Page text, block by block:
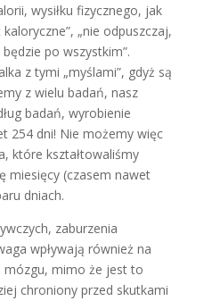
wysiłku fizycznego, jak
„nie odpuszczaj,
po wszystkim”.
z tymi „myślami”, gdyż są
z wielu badań, nasz
badań, wyrobienie
254 dni! Nie możemy więc
które kształtowaliśmy
miesięcy (czasem nawet
dniach.
zaburzenia
wpływają również na
mimo że jest to
chroniony przed skutkami